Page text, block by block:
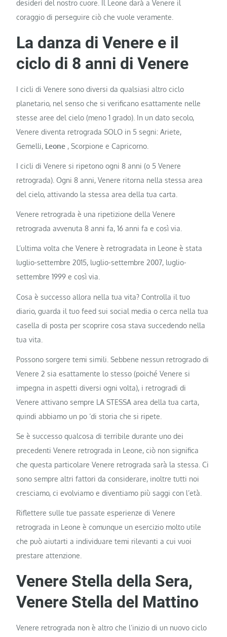
desideri del nostro cuore. Il Leone darà a Venere il
coraggio di perseguire ciò che vuole veramente.
La danza di Venere e il
ciclo di 8 anni di Venere
I cicli di Venere sono diversi da qualsiasi altro ciclo
planetario, nel senso che si verificano esattamente nelle
stesse aree del cielo (meno 1 grado). In un dato secolo,
Venere diventa retrograda SOLO in 5 segni: Ariete,
Gemelli, Leone , Scorpione e Capricorno.
I cicli di Venere si ripetono ogni 8 anni (o 5 Venere
retrograda). Ogni 8 anni, Venere ritorna nella stessa area
del cielo, attivando la stessa area della tua carta.
Venere retrograda è una ripetizione della Venere
retrograda avvenuta 8 anni fa, 16 anni fa e così via.
L’ultima volta che Venere è retrogradata in Leone è stata
luglio-settembre 2015, luglio-settembre 2007, luglio-
settembre 1999 e così via.
Cosa è successo allora nella tua vita? Controlla il tuo
diario, guarda il tuo feed sui social media o cerca nella tua
casella di posta per scoprire cosa stava succedendo nella
tua vita.
Possono sorgere temi simili. Sebbene nessun retrogrado di
Venere 2 sia esattamente lo stesso (poiché Venere si
impegna in aspetti diversi ogni volta), i retrogradi di
Venere attivano sempre LA STESSA area della tua carta,
quindi abbiamo un po ‘di storia che si ripete.
Se è successo qualcosa di terribile durante uno dei
precedenti Venere retrograda in Leone, ciò non significa
che questa particolare Venere retrograda sarà la stessa. Ci
sono sempre altri fattori da considerare, inoltre tutti noi
cresciamo, ci evolviamo e diventiamo più saggi con l’età.
Riflettere sulle tue passate esperienze di Venere
retrograda in Leone è comunque un esercizio molto utile
che può aiutarti a individuare temi rilevanti a cui vuoi
prestare attenzione.
Venere Stella della Sera,
Venere Stella del Mattino
Venere retrograda non è altro che l’inizio di un nuovo ciclo